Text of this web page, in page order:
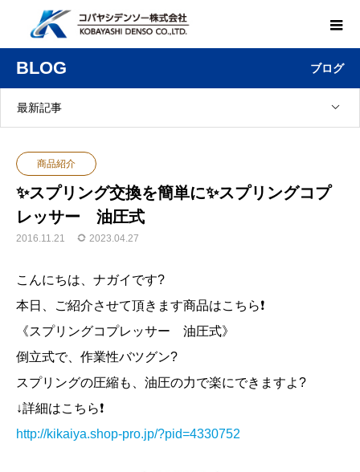
BLOG ブログ
最新記事
商品紹介
✨スプリング交換を簡単に✨スプリングコプ
レッサー 油圧式
2016.11.21 2023.04.27
こんにちは、ナガイです?
本日、ご紹介させて頂きます商品はこちら❗
《スプリングコプレッサー 油圧式》
倒立式で、作業性バツグン?
スプリングの圧縮も、油圧の力で楽にできますよ?
↓詳細はこちら❗
http://kikaiya.shop-pro.jp/?pid=4330752